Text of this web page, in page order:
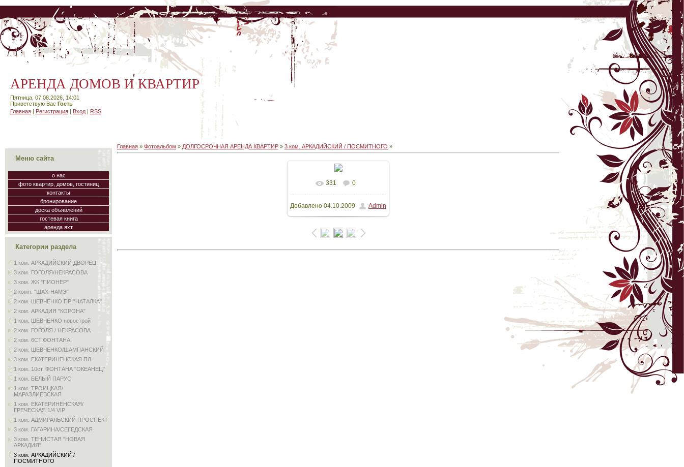
АРЕНДА ДОМОВ И КВАРТИР
Пятница, 07.08.2026, 14:01
Приветствую Вас Гость
Главная | Регистрация | Вход | RSS
Меню сайта
о нас
фото квартир, домов, гостиниц
контакты
бронирование
доска объявлений
гостевая книга
аренда яхт
Категории раздела
1 ком. АРКАДИЙСКИЙ ДВОРЕЦ
3 ком. ГОГОЛЯ/НЕКРАСОВА
3 ком. ЖК "ПИОНЕР"
2 комн. "ШАХ-НАМЭ"
2 ком. ШЕВЧЕНКО ПР. "НАТАЛКА"
2 ком. АРКАДИЯ "КОРОНА"
1 ком. ШЕВЧЕНКО новострой
2 ком. ГОГОЛЯ / НЕКРАСОВА
2 ком. 6СТ.ФОНТАНА
2 ком. ШЕВЧЕНКО/ШАМПАНСКИЙ
3 ком. ЕКАТЕРИНЕНСКАЯ ПЛ.
1 ком. 10ст. ФОНТАНА "ОКЕАНЕЦ"
1 ком. БЕЛЫЙ ПАРУС
1 ком. ТРОИЦКАЯ/
МАРАЗЛИЕВСКАЯ
1 ком. ЕКАТЕРИНЕНСКАЯ/
ГРЕЧЕСКАЯ 1/4 VIP
1 ком. АДМИРАЛЬСКИЙ ПРОСПЕКТ
3 ком. ГАГАРИНА/СЕГЕДСКАЯ
3 ком. ТЕНИСТАЯ "НОВАЯ
АРКАДИЯ"
3 ком. АРКАДИЙСКИЙ /
ПОСМИТНОГО
Главная » Фотоальбом » ДОЛГОСРОЧНАЯ АРЕНДА КВАРТИР » 3 ком. АРКАДИЙСКИЙ / ПОСМИТНОГО »
В реальном размере
2592x1944/ 1116.3Kb
331 0
Добавлено 04.10.2009 Admin